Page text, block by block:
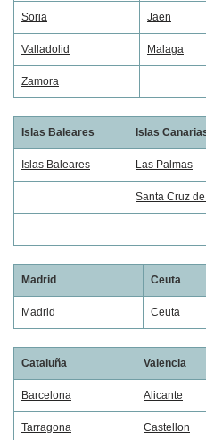
Soria Jaen
Valladolid Malaga
Zamora
Islas Baleares Islas
Islas Baleares Las Palmas
Santa Cruz
Madrid Ceuta
Madrid Ceuta
Cataluña Valencia
Barcelona Alicante
Tarragona Castellon